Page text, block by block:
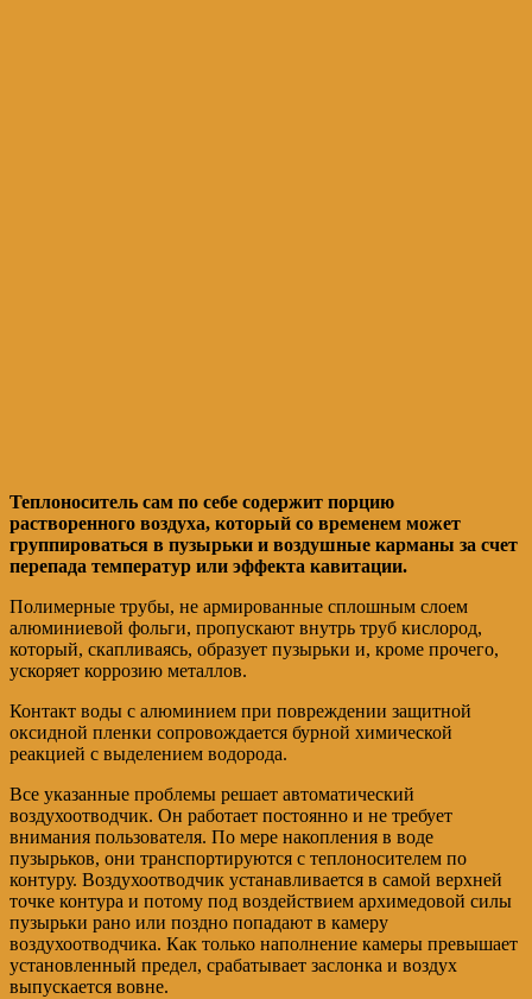
Теплоноситель сам по себе содержит порцию
растворенного воздуха, который со временем может
группироваться в пузырьки и воздушные карманы за счет
перепада температур или эффекта кавитации.
Полимерные трубы, не армированные сплошным слоем
алюминиевой фольги, пропускают внутрь труб кислород,
который, скапливаясь, образует пузырьки и, кроме прочего,
ускоряет коррозию металлов.
Контакт воды с алюминием при повреждении защитной
оксидной пленки сопровождается бурной химической
реакцией с выделением водорода.
Все указанные проблемы решает автоматический
воздухоотводчик. Он работает постоянно и не требует
внимания пользователя. По мере накопления в воде
пузырьков, они транспортируются с теплоносителем по
контуру. Воздухоотводчик устанавливается в самой верхней
точке контура и потому под воздействием архимедовой силы
пузырьки рано или поздно попадают в камеру
воздухоотводчика. Как только наполнение камеры превышает
установленный предел, срабатывает заслонка и воздух
выпускается вовне.